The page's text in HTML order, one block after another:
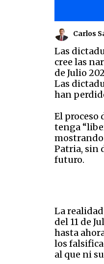
Carlos
Las
cree las
de Julio
Las
han
El proceso
tenga
mostrando
Patria, sin
futuro.
La
del 11 de
hasta
los
al que ni